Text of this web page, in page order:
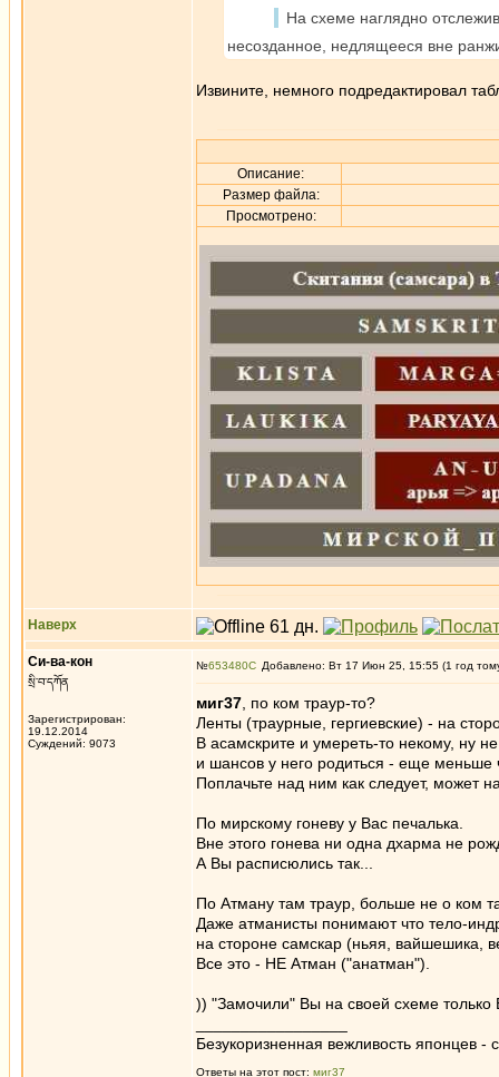
На схеме наглядно
несозданное, недлящееся вне
Извините, немного подредактировал
Описание:
Размер файла:
Просмотрено:
Наверх
Си-ва-кон
སྲི་བ་དཀོན
Зарегистрирован:
19.12.2014
Суждений: 9073
№653480 Добавлено: Вт 17 Июн 25, 15:55 (1 год
миг37 , по ком траур-то?
Ленты (траурные, гергиевские) - на
В асамскрите и умереть-то некому, ну
и шансов у него родиться - еще
Поплачьте над ним как следует, может
По мирскому гоневу у Вас печалька.
Вне этого гонева ни одна дхарма не
А Вы расписюлись так...
По Атману там траур, больше не о ком
Даже атманисты понимают что тело-
на стороне самскар (ньяя, вайшешика,
Все это - НЕ Атман ("анатман").
)) "Замочили" Вы на своей схеме только
Безукоризненная вежливость японцев -
Ответы на этот пост: миг37